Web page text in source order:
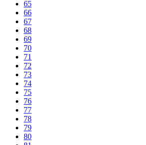
65
66
67
68
69
70
71
72
73
74
75
76
77
78
79
80